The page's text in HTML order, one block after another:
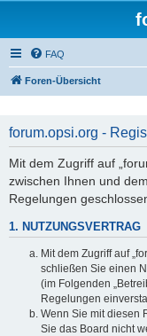
FAQ
Foren-Übersicht
forum.opsi.org -
Mit dem Zugriff auf
zwischen Ihnen und
Regelungen
1. NUTZUNGSVERTRAG
Mit dem Zugriff auf
schließen Sie einen
(im Folgenden
Regelungen
Wenn Sie mit diesen
Sie das Board nicht